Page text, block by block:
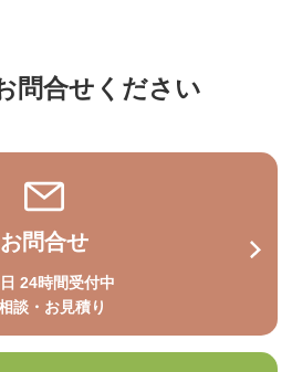
問合せください
お問合せ
24時間受付中
談・お見積り